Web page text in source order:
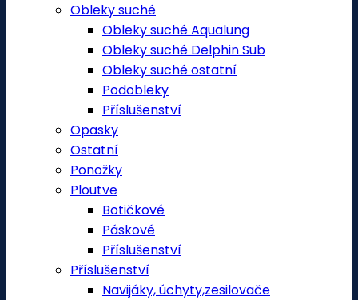
Obleky suché
Obleky suché Aqualung
Obleky suché Delphin Sub
Obleky suché ostatní
Podobleky
Příslušenství
Opasky
Ostatní
Ponožky
Ploutve
Botičkové
Páskové
Příslušenství
Příslušenství
Navijáky, úchyty,zesilovače